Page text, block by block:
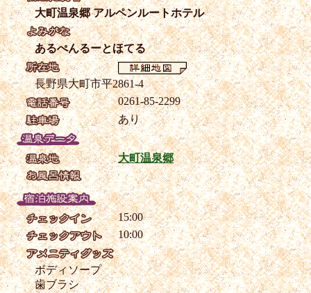
大町温泉郷 アルペンルートホテル
あるぺんるーとほてる
長野県大町市平2861-4
0261-85-2299
あり
大町温泉郷
15:00
10:00
ボディソープ
歯ブラシ